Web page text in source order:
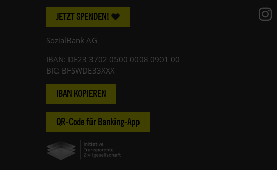
JETZT SPENDEN!
SozialBank AG
IBAN: DE23 3702 0500 0008 0901 00
BIC: BFSWDE33XXX
IBAN KOPIEREN
QR-Code für Banking-App